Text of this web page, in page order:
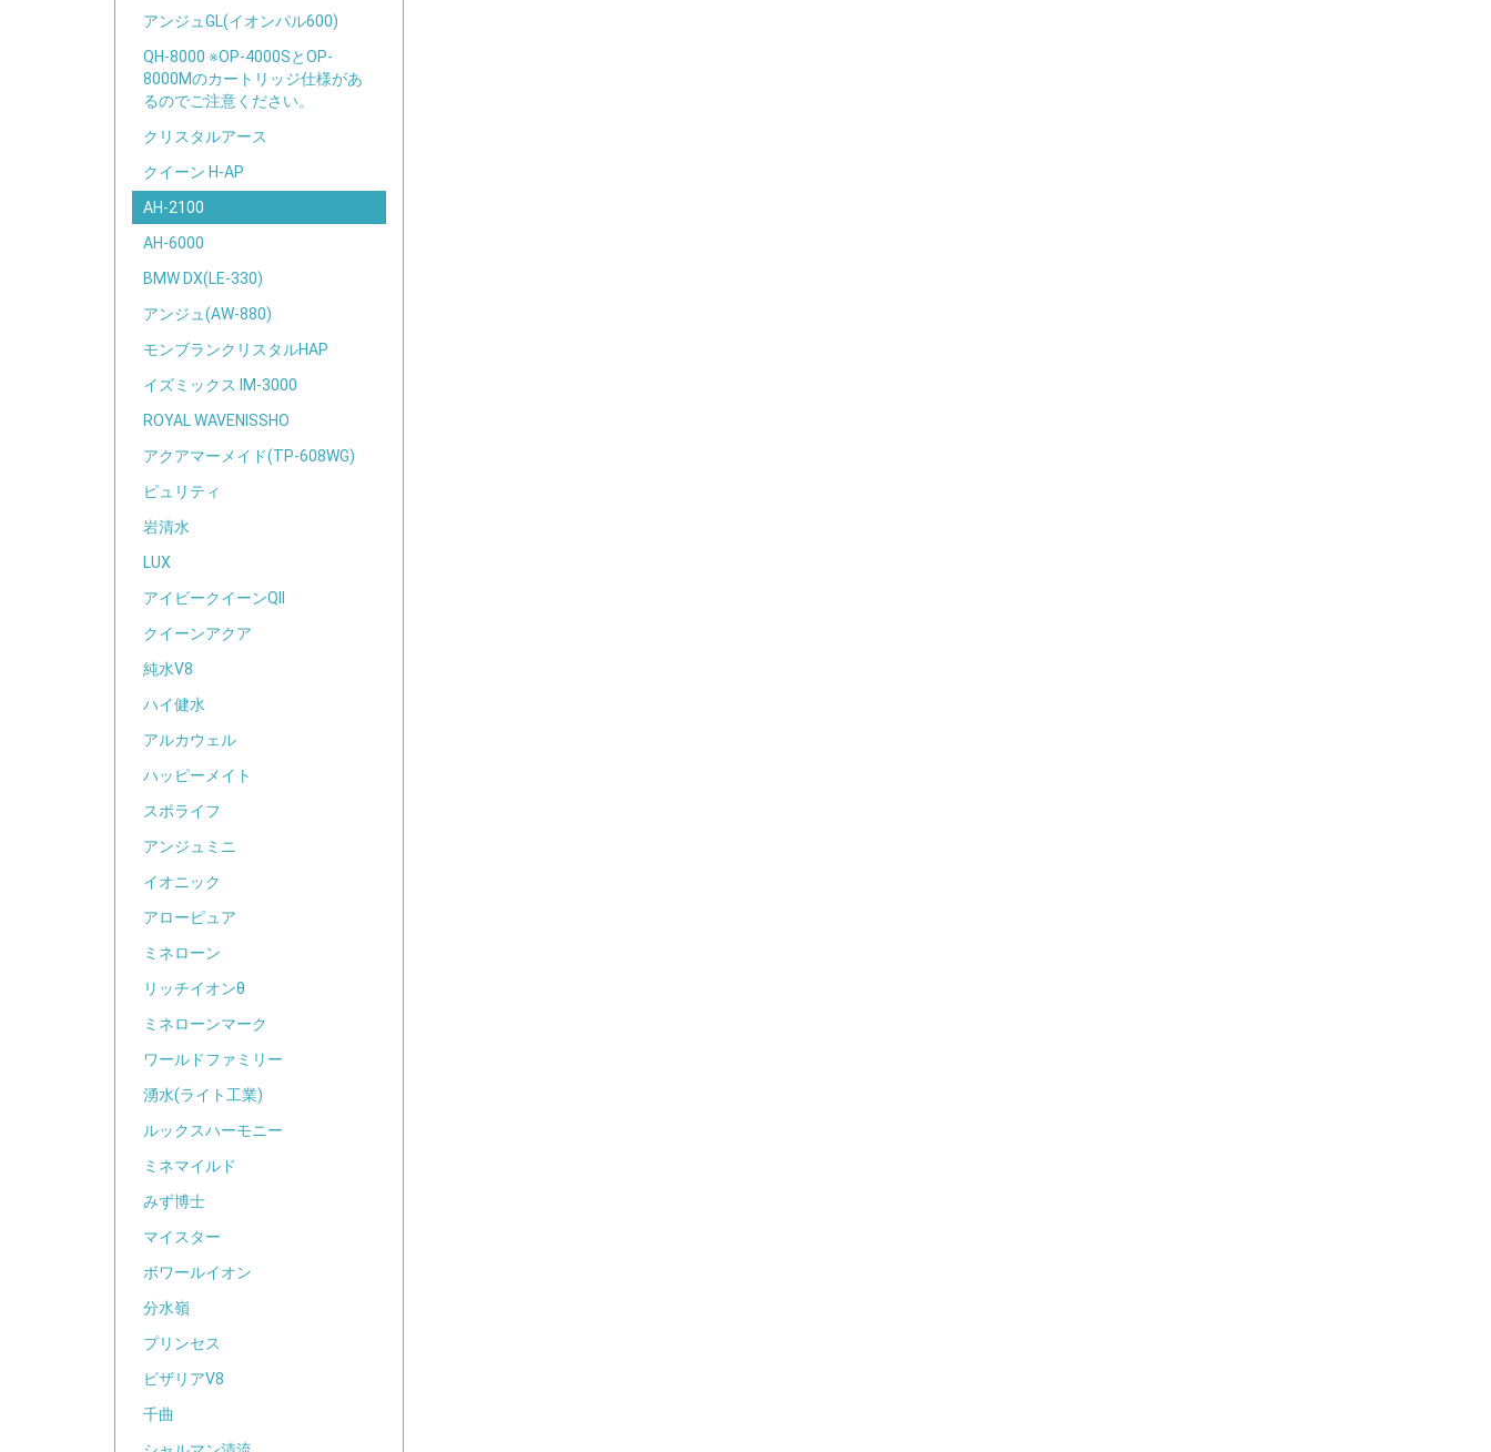
アンジュGL(イオンパル600)
QH-8000 ※OP-4000SとOP-
8000Mのカートリッジ仕様があ
るのでご注意ください。
クリスタルアース
クイーン H-AP
AH-2100
AH-6000
BMW DX(LE-330)
アンジュ(AW-880)
モンブランクリスタルHAP
イズミックス IM-3000
ROYAL WAVENISSHO
アクアマーメイド(TP-608WG)
ピュリティ
岩清水
LUX
アイビークイーンQII
クイーンアクア
純水V8
ハイ健水
アルカウェル
ハッピーメイト
スポライフ
アンジュミニ
イオニック
アローピュア
ミネローン
リッチイオンθ
ミネローンマーク
ワールドファミリー
湧水(ライト工業)
ルックスハーモニー
ミネマイルド
みず博士
マイスター
ボワールイオン
分水嶺
プリンセス
ビザリアV8
千曲